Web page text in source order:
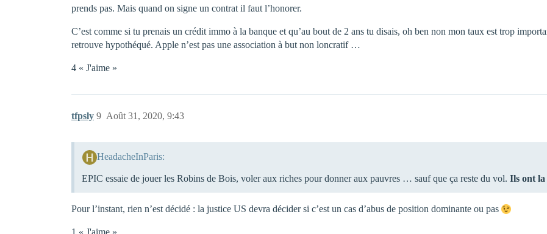
prends pas. Mais quand on signe un contrat il faut l’honorer.
C’est comme si tu prenais un crédit immo à la banque et qu’au bout de 2 ans tu disais, oh ben non mon taux est trop
retrouve hypothéqué. Apple n’est pas une association à but non loncratif …
4 « J'aime »
tfpsly Août 31, 2020, 9:43
9
HeadacheInParis:
EPIC essaie de jouer les Robins de Bois, voler aux riches pour donner aux pauvres … sauf que ça reste du vol. Ils ont
Pour l’instant, rien n’est décidé : la justice US devra décider si c’est un cas d’abus de position dominante ou pas